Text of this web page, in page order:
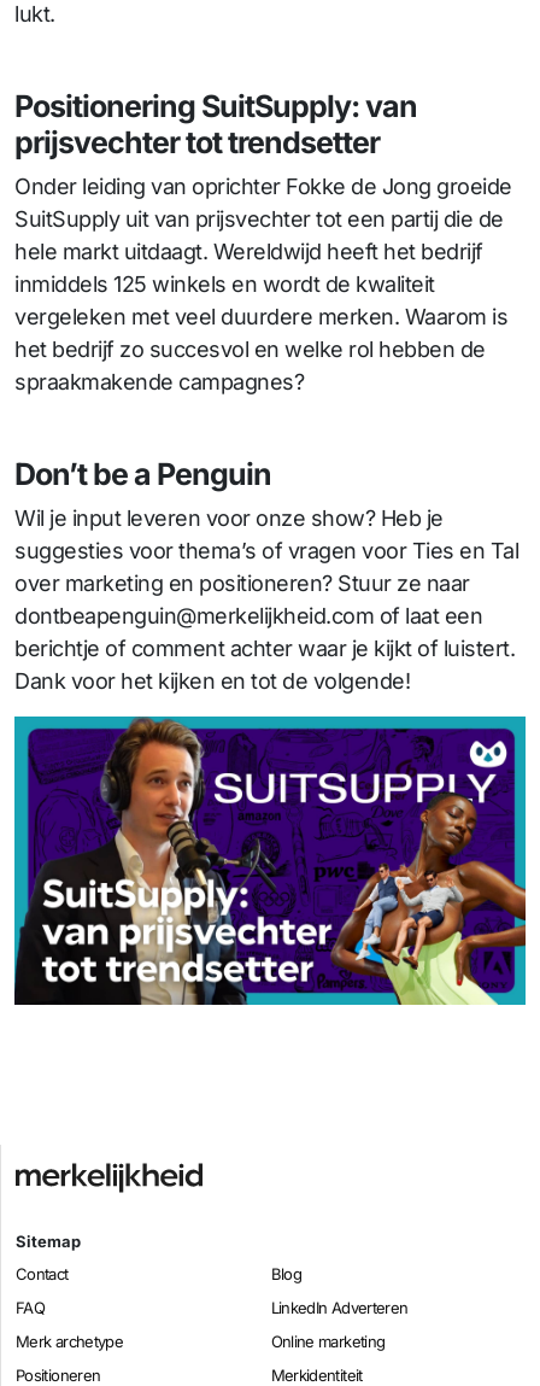
lukt.
Positionering SuitSupply: van
prijsvechter tot trendsetter
Onder leiding van oprichter Fokke de Jong groeide
SuitSupply uit van prijsvechter tot een partij die de
hele markt uitdaagt. Wereldwijd heeft het bedrijf
inmiddels 125 winkels en wordt de kwaliteit
vergeleken met veel duurdere merken. Waarom is
het bedrijf zo succesvol en welke rol hebben de
spraakmakende campagnes?
Don’t be a Penguin
Wil je input leveren voor onze show? Heb je
suggesties voor thema’s of vragen voor Ties en Tal
over marketing en positioneren? Stuur ze naar
dontbeapenguin@merkelijkheid.com of laat een
berichtje of comment achter waar je kijkt of luistert.
Dank voor het kijken en tot de volgende!
Sitemap
Contact
Blog
FAQ
LinkedIn Adverteren
Merk archetype
Online marketing
Positioneren
Merkidentiteit